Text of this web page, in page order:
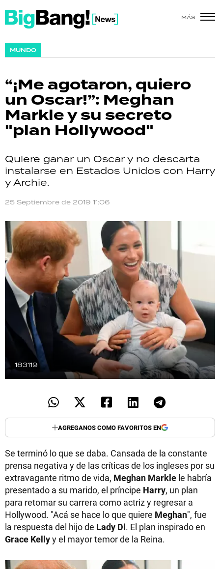
MÁS
MUNDO
“¡Me agotaron, quiero
un Oscar!”: Meghan
Markle y su secreto
"plan Hollywood"
Quiere ganar un Oscar y no descarta
instalarse en Estados Unidos con Harry
y Archie.
25 Septiembre de 2019 11:06
183119
AGREGANOS COMO FAVORITOS EN
Se terminó lo que se daba. Cansada de la constante
prensa negativa y de las críticas de los ingleses por su
extravagante ritmo de vida, Meghan Markle le habría
presentado a su marido, el príncipe Harry, un plan
para retomar su carrera como actriz y regresar a
Hollywood. "Acá se hace lo que quiere Meghan", fue
la respuesta del hijo de Lady Di. El plan inspirado en
Grace Kellyy el mayor temor de la Reina.
SHOW
ACTUALIDAD
POLICIALES
ECONOMÍA
GRAN HERMANO
SALUD
DEPORTES
TECNOLOGÍA
RECETAS
PALABRAS
HORÓSCOPO
Seguinos